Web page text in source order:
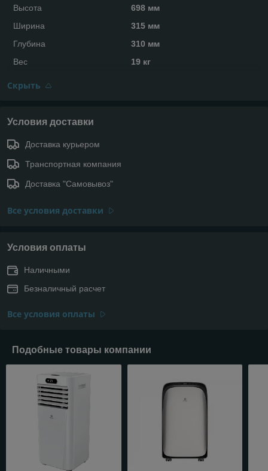
Высота
698 мм
Ширина
315 мм
Глубина
310 мм
Вес
19 кг
Скрыть
Условия доставки
Доставка курьером
Транспортная компания
Доставка "Самовывоз"
Все условия доставки
Условия оплаты
Наличными
Безналичный расчет
Все условия оплаты
Подобные товары компании